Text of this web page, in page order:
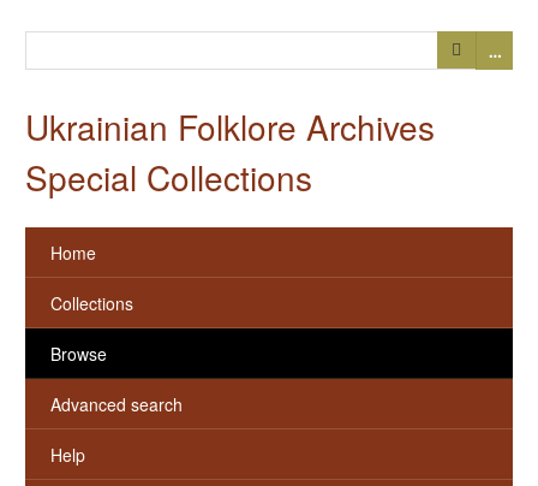
…
Ukrainian Folklore Archives
Special Collections
Home
Collections
Browse
Advanced search
Help